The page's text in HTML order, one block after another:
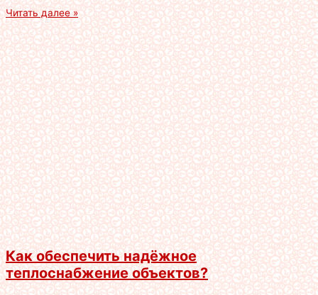
Читать далее »
Как обеспечить надёжное
теплоснабжение объектов?